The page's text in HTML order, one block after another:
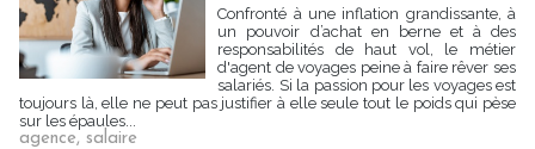
Confronté à une inflation grandissante, à
un pouvoir d’achat en berne et à des
responsabilités de haut vol, le métier
d'agent de voyages peine à faire rêver ses
salariés. Si la passion pour les voyages est
toujours là, elle ne peut pas justifier à elle seule tout le poids qui pèse
sur les épaules...
agence, salaire